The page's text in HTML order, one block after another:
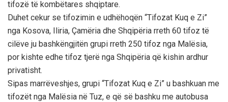
tifozë të kombëtares shqiptare.
Duhet cekur se tifozimin e udhëhoqën “Tifozat Kuq e Zi”
nga Kosova, Iliria, Çamëria dhe Shqipëria rreth 60 tifoz të
cilëve ju bashkëngjitën grupi rreth 250 tifoz nga Malësia,
por kishte edhe tifoz tjerë nga Shqipëria që kishin ardhur
privatisht.
Sipas marrëveshjes, grupi “Tifozat Kuq e Zi” u bashkuan me
tifozët nga Malësia në Tuz, e që së bashku me autobusa